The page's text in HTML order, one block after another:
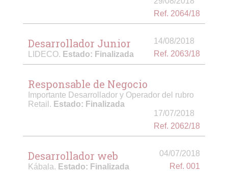
Ref. 2064/18
Desarrollador Junior
LIDECO. Estado: Finalizada
14/08/2018
Ref. 2063/18
Responsable de Negocio
Importante Desarrollador y Operador del rubro
Retail. Estado: Finalizada
17/07/2018
Ref. 2062/18
Desarrollador web
Kábala. Estado: Finalizada
04/07/2018
Ref. 001